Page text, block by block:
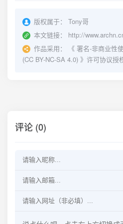
版权属于：
Tony哥
本文链接：
http://
作品采用：
《 署名-非商业性
(CC BY-NC-SA 4.0) 》许可协议授
评论 (0)